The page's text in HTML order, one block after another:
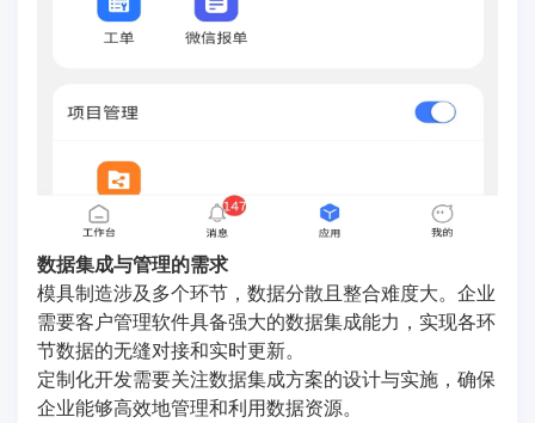
数据集成与管理的需求
模具制造涉及多个环节，数据分散且整合难度大。企业
需要客户管理软件具备强大的数据集成能力，实现各环
节数据的无缝对接和实时更新。
定制化开发需要关注数据集成方案的设计与实施，确保
企业能够高效地管理和利用数据资源。